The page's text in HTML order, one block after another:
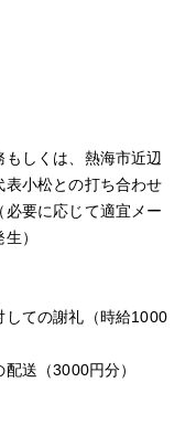
しくは、熱海市近辺
小松との打ち合わせ
要に応じて適宜メー
）
しての謝礼（時給1000
送（3000円分）